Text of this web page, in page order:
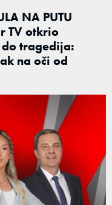
NA PUTU
TV otkrio
tragedija:
na oči od